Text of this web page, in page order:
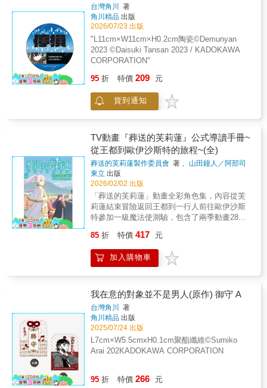
台灣角川
著
角川精品 出版
2026/07/23 出版
"L11cm×W11cm×H0.2cm陶瓷©Demunyan
2023 ©Daisuki Tansan 2023 / KADOKAWA
CORPORATION"
95 折 特價 209 元
貨到通知
TV動畫『葬送的芙莉蓮』公式導讀手冊~
從王都到歐伊沙斯特的旅程~(全)
葬送的芙莉蓮製作委員會 著 、 山田鐘人／阿部司
著
東立 出版
2026/02/02 出版
「葬送的芙莉蓮」動畫全彩角色集，內容從芙
莉蓮結束冒險返回王都到一行人前往歐伊沙斯
特參加一級魔法使測驗，包含了兩季動畫28集
經過的介紹，再加上28名聲優與13位工作同仁
的專訪，內容紮實有深度。
85 折 特價 417 元
加入購物車
我在意的對象並不是男人(原作) 御守 A
台灣角川
著
角川精品 出版
2025/07/24 出版
L7cm×W5.5cmxH0.1cm聚酯纖維©Sumiko
Arai 202KADOKAWA CORPORATION
95 折 特價 266 元